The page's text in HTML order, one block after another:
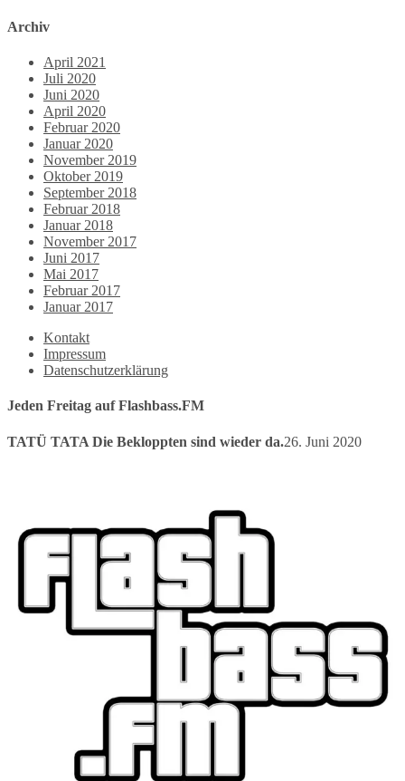
Archiv
April 2021
Juli 2020
Juni 2020
April 2020
Februar 2020
Januar 2020
November 2019
Oktober 2019
September 2018
Februar 2018
Januar 2018
November 2017
Juni 2017
Mai 2017
Februar 2017
Januar 2017
Kontakt
Impressum
Datenschutzerklärung
Jeden Freitag auf Flashbass.FM
TATÜ TATA Die Bekloppten sind wieder da.26. Juni 2020